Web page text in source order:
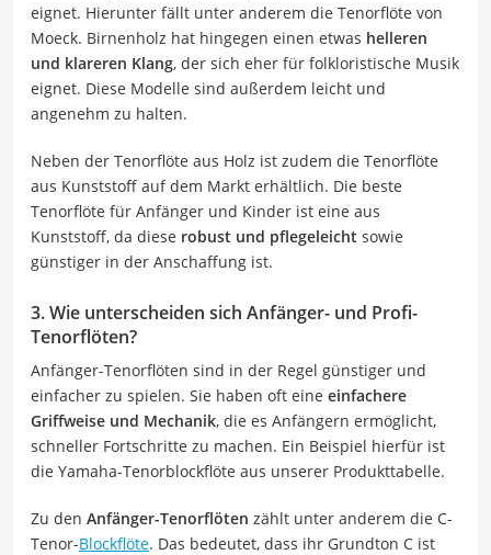
eignet. Hierunter fällt unter anderem die Tenorflöte von
Moeck. Birnenholz hat hingegen einen etwas helleren
und klareren Klang, der sich eher für folkloristische Musik
eignet. Diese Modelle sind außerdem leicht und
angenehm zu halten.
Neben der Tenorflöte aus Holz ist zudem die Tenorflöte
aus Kunststoff auf dem Markt erhältlich. Die beste
Tenorflöte für Anfänger und Kinder ist eine aus
Kunststoff, da diese robust und pflegeleicht sowie
günstiger in der Anschaffung ist.
3. Wie unterscheiden sich Anfänger- und Profi-
Tenorflöten?
Anfänger-Tenorflöten sind in der Regel günstiger und
einfacher zu spielen. Sie haben oft eine einfachere
Griffweise und Mechanik, die es Anfängern ermöglicht,
schneller Fortschritte zu machen. Ein Beispiel hierfür ist
die Yamaha-Tenorblockflöte aus unserer Produkttabelle.
Zu den Anfänger-Tenorflöten zählt unter anderem die C-
Tenor-Blockflöte. Das bedeutet, dass ihr Grundton C ist